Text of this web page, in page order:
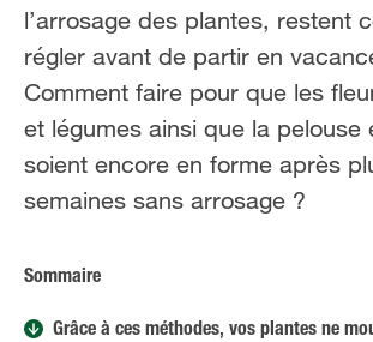
l’arrosage des plantes, restent
régler avant de partir en
Comment faire pour que les
et légumes ainsi que la pelouse
soient encore en forme après
semaines sans arrosage ?
Sommaire
Grâce à ces méthodes, vos plantes ne